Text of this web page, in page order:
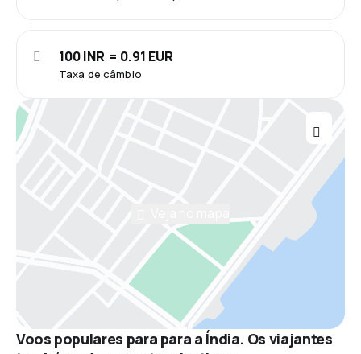
Taxa de câmbio
100 INR = 0.91 EUR
Voos populares para para a Índia. Os viajantes